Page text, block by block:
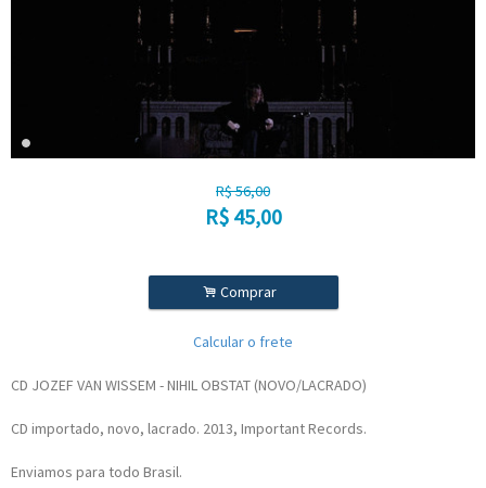
R$56,00
R$ 45,00
. Comprar
Calcular o frete
CD JOZEF VAN WISSEM - NIHIL OBSTAT (NOVO/LACRADO)
CD importado, novo, lacrado. 2013, Important Records.
Enviamos para todo Brasil.